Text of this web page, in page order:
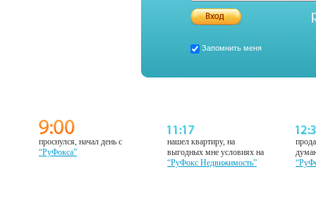
Запомнить меня
проснулся, начал день с
“РуФокса”
нашел квартиру, на
выгодных мне условиях на
“РуФокс Недвижимость”